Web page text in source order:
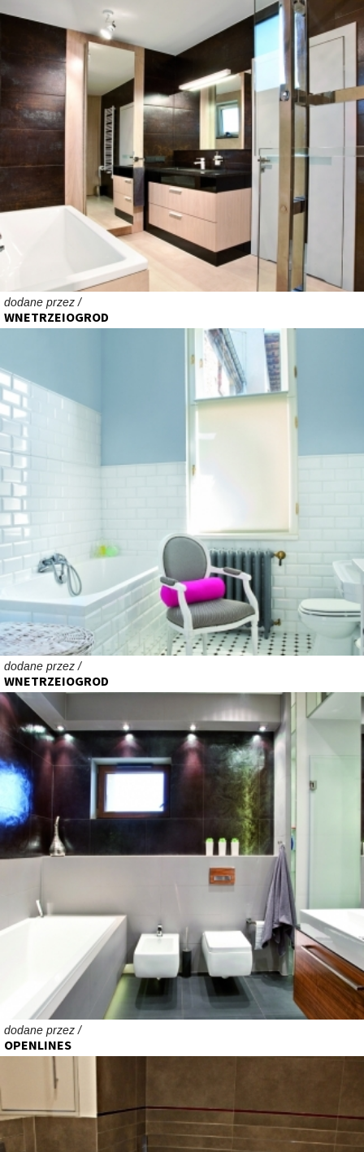
dodane przez /
WNETRZEIOGROD
dodane przez /
WNETRZEIOGROD
dodane przez /
OPENLINES